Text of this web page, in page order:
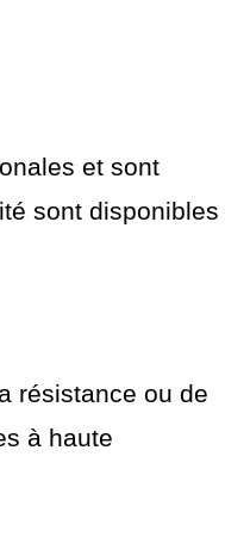
et sont
sont disponibles
résistance ou de
à haute